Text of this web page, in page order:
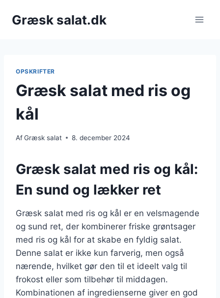
Græsk salat.dk
OPSKRIFTER
Græsk salat med ris og
kål
AfGræsk salat 8. december 2024
Græsk salat med ris og kål:
En sund og lækker ret
Græsk salat med ris og kål er en velsmagende
og sund ret, der kombinerer friske grøntsager
med ris og kål for at skabe en fyldig salat.
Denne salat er ikke kun farverig, men også
nærende, hvilket gør den til et ideelt valg til
frokost eller som tilbehør til middagen.
Kombinationen af ingredienserne giver en god